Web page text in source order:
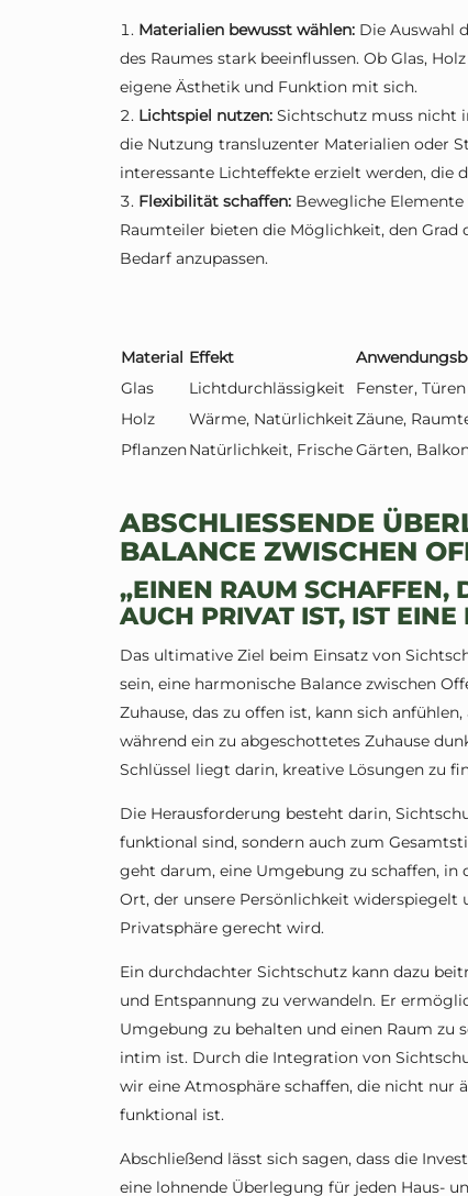
Materialien bewusst wählen: Die Auswahl
des Raumes stark beeinflussen. Ob Glas,
eigene Ästhetik und Funktion mit sich.
Lichtspiel nutzen: Sichtschutz muss nicht
die Nutzung transluzenter Materialien oder
interessante Lichteffekte erzielt werden, die
Flexibilität schaffen: Bewegliche
Raumteiler bieten die Möglichkeit, den
Bedarf anzupassen.
Material Effekt
Glas
Lichtdurchlässigkeit
Fenster, Türen
Holz
Wärme, NatürlichkeitZäune,
PflanzenNatürlichkeit, FrischeGärten,
ABSCHLIESSENDE
ALANCE ZWISCHEN
„EINEN RAUM SCHAFFEN,
AUCH PRIVAT IST, IST EINE
Das ultimative Ziel beim Einsatz von
sein, eine harmonische Balance zwischen
Zuhause, das zu offen ist, kann sich
während ein zu abgeschottetes Zuhause
Schlüssel liegt darin, kreative Lösungen zu
Die Herausforderung besteht darin,
funktional sind, sondern auch zum
geht darum, eine Umgebung zu schaffen,
Ort, der unsere Persönlichkeit
Privatsphäre gerecht wird.
Ein durchdachter Sichtschutz kann dazu
und Entspannung zu verwandeln. Er
Umgebung zu behalten und einen Raum zu
intim ist. Durch die Integration von
wir eine Atmosphäre schaffen, die nicht nur
funktional ist.
Abschließend lässt sich sagen, dass die
eine lohnende Überlegung für jeden Haus-